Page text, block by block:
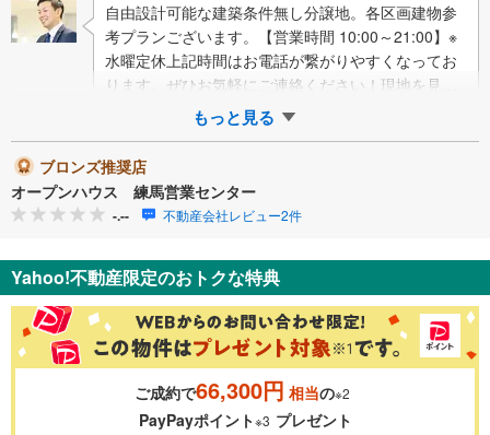
自由設計可能な建築条件無し分譲地。各区画建物参
考プランございます。【営業時間 10:00～21:00】※
水曜定休上記時間はお電話が繋がりやすくなってお
ります。ぜひお気軽にご連絡ください！現地を見学
される場合は「室内・現地を見学する…
もっと見る
ブロンズ推奨店
オープンハウス 練馬営業センター
-.-- 不動産会社レビュー2件
Yahoo!不動産限定のおトクな特典
ご成約で66,300円 相当の※2
PayPayポイント※3 プレゼント